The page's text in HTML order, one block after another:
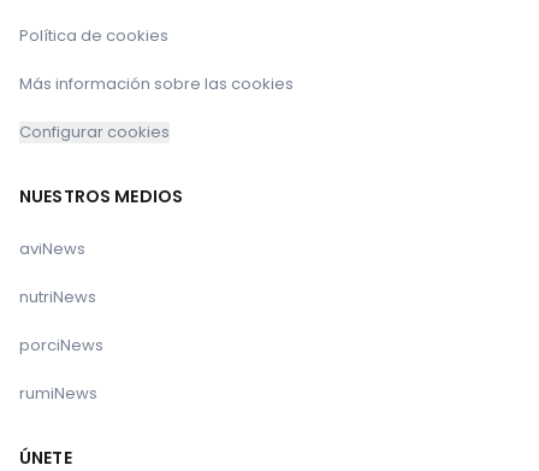
Política de cookies
Más información sobre las cookies
Configurar cookies
NUESTROS MEDIOS
aviNews
nutriNews
porciNews
rumiNews
ÚNETE